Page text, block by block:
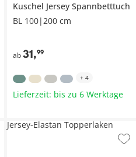
WellenKuschel Jersey Spannbetttuch
BL 100|200 cm
ab 31,99
+ 4
Lieferzeit: bis zu 6 Werktage
Jersey-Elastan Topperlaken